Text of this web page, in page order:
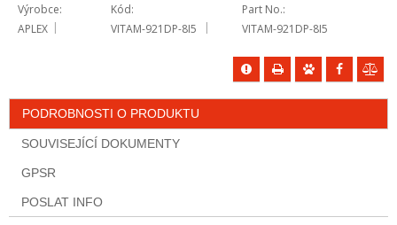
Výrobce
APLEX
Kód
VITAM-921DP-8I5
Part No.
VITAM-921DP-8I5
PODROBNOSTI O PRODUKTU
SOUVISEJÍCÍ DOKUMENTY
GPSR
POSLAT INFO